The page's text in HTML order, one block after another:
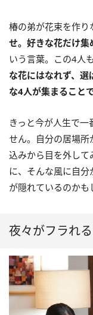
椿の弟が花束を作り
せ。好きな花だけ集
いう言葉。この4人も
な花にはなれず、
な4人が集まること
きっと今が人生で
せん。自分の居場
込みから目を外して
に、そんな風に自
が隠れているのかも
夜々がフラれ